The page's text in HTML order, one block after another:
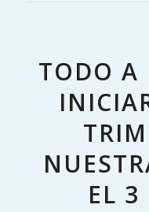
TODO A
EL 3